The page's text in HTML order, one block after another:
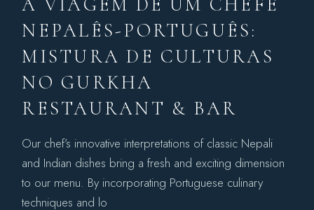
NEPALÊS-PORTUGUÊS:
MISTURA DE CULTURAS
NO GURKHA
RESTAURANT & BAR
Our chef’s innovative interpretations of classic Nepali
and Indian dishes bring a fresh and exciting dimension
to our menu. By incorporating Portuguese culinary
techniques and lo